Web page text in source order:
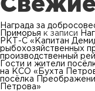
Награда за
Приморья к записи
РКТ-С «Капитан
рыбохозяйственных
производственный
Гости и жители
на КСО «Бухта
посёлка
Петрова»